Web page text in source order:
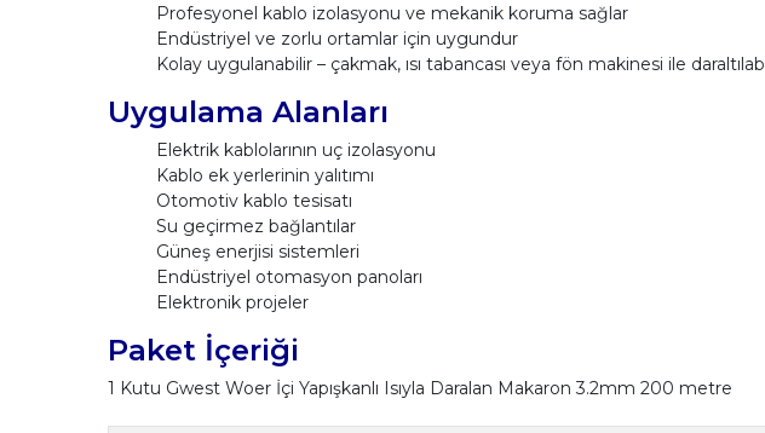
Profesyonel kablo izolasyonu ve mekanik koruma sağlar
Endüstriyel ve zorlu ortamlar için uygundur
Kolay uygulanabilir – çakmak, ısı tabancası veya fön makinesi ile
Uygulama Alanları
Elektrik kablolarının uç izolasyonu
Kablo ek yerlerinin yalıtımı
Otomotiv kablo tesisatı
Su geçirmez bağlantılar
Güneş enerjisi sistemleri
Endüstriyel otomasyon panoları
Elektronik projeler
Paket İçeriği
1 Kutu Gwest Woer İçi Yapışkanlı Isıyla Daralan Makaron 3.2mm 200 metre